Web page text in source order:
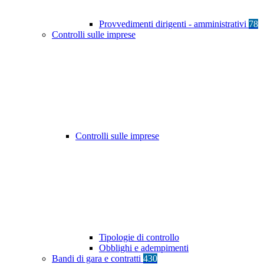
Provvedimenti dirigenti - amministrativi 78
Controlli sulle imprese
Controlli sulle imprese
Tipologie di controllo
Obblighi e adempimenti
Bandi di gara e contratti 430